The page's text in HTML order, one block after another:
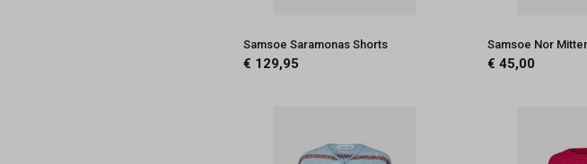
Samsoe Saramonas Shorts
€ 129,95
Samsoe Nor
€ 45,00